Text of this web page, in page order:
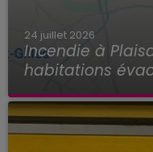
24 juillet 2026
Incendie à
habitations